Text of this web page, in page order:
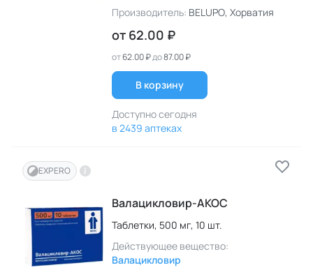
Производитель: BELUPO, Хорватия
от 62.00 ₽
от62.00 ₽до87.00 ₽
В корзину
Доступно сегодня
в 2439 аптеках
EXPERO
Валацикловир-АКОС
Таблетки, 500 мг, 10 шт.
Действующее вещество:
Валацикловир